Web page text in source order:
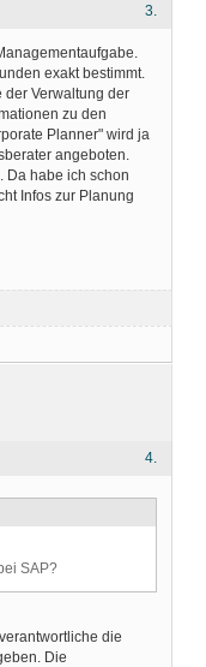
3.
exakt bestimmt.
der Verwaltung der
zu den
Planner" wird ja
angeboten.
Da habe ich schon
Infos zur Planung
4.
SAP?
die
Die